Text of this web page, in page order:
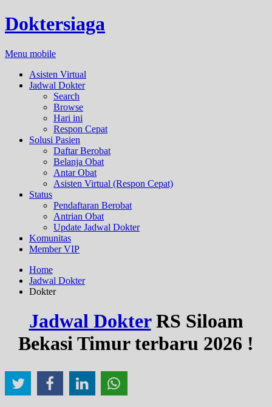
Doktersiaga
Menu mobile
Asisten Virtual
Jadwal Dokter
Search
Browse
Hari ini
Respon Cepat
Solusi Pasien
Daftar Berobat
Belanja Obat
Antar Obat
Asisten Virtual (Respon Cepat)
Status
Pendaftaran Berobat
Antrian Obat
Update Jadwal Dokter
Komunitas
Member VIP
Home
Jadwal Dokter
Dokter
Jadwal DokterRS Siloam
Bekasi Timur terbaru 2026 !